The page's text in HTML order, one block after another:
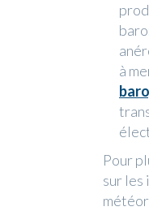
à
Pour
sur les